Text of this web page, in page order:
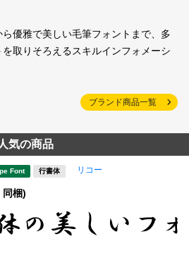
優雅で美しい毛筆フォントまで、多
取りそろえるスキルインフォメーシ
ブランド商品一覧
気の商品
Font 行書体 リコー
同梱)